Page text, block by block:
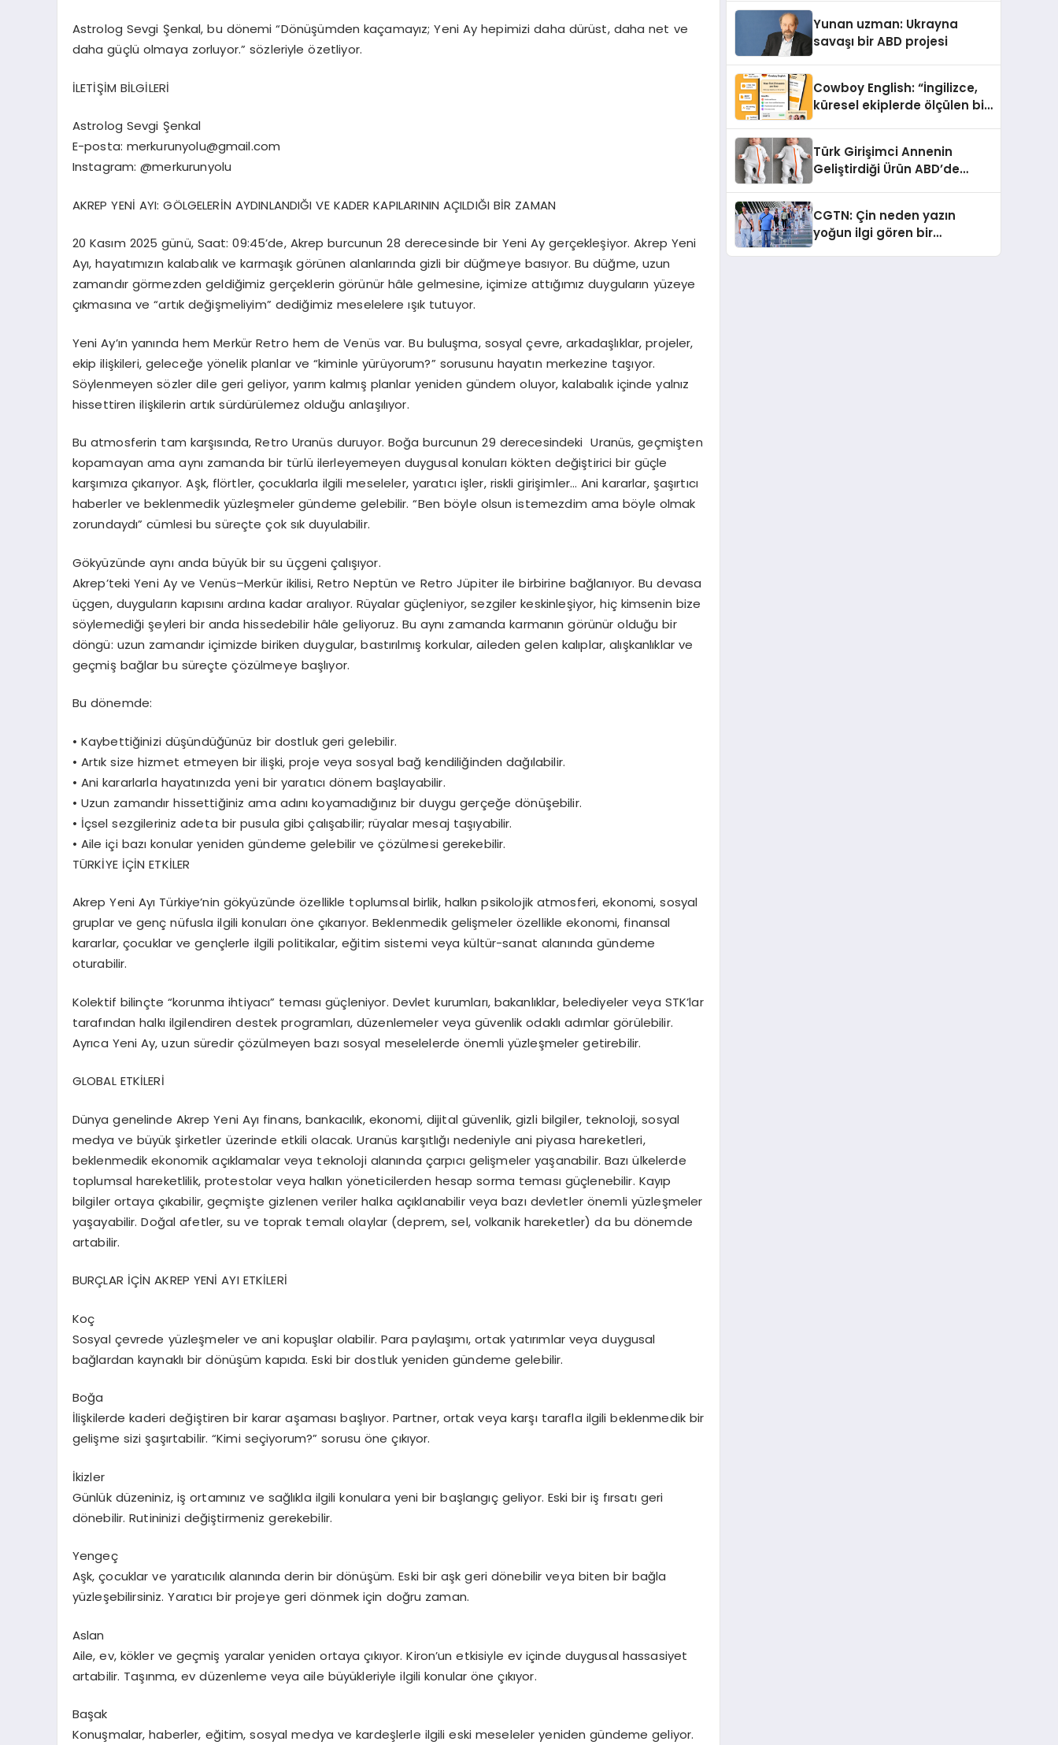
Astrolog Sevgi Şenkal, bu dönemi “Dönüşümden kaçamayız; Yeni Ay hepimizi daha dürüst, daha net ve
daha güçlü olmaya zorluyor.” sözleriyle özetliyor.
İLETİŞİM BİLGİLERİ
Astrolog Sevgi Şenkal
E-posta: merkurunyolu@gmail.com
Instagram: @merkurunyolu
AKREP YENİ AYI: GÖLGELERİN AYDINLANDIĞI VE KADER KAPILARININ AÇILDIĞI BİR ZAMAN
20 Kasım 2025günü, Saat: 09:45’de, Akrep burcunun 28 derecesinde bir Yeni Ay gerçekleşiyor. Akrep Yeni
Ayı, hayatımızın kalabalık ve karmaşık görünen alanlarında gizli bir düğmeye basıyor. Bu düğme, uzun
zamandır görmezden geldiğimiz gerçeklerin görünür hâle gelmesine, içimize attığımız duyguların yüzeye
çıkmasına ve “artık değişmeliyim” dediğimiz meselelere ışık tutuyor.
Yeni Ay’ın yanında hemMerkür Retro hem deVenüs var.Bu buluşma, sosyal çevre, arkadaşlıklar, projeler,
ekip ilişkileri, geleceğe yönelik planlar ve “kiminle yürüyorum?” sorusunu hayatın merkezine taşıyor.
Söylenmeyen sözlerdile geri geliyor, yarım kalmış planlar yeniden gündem oluyor, kalabalık içinde yalnız
hissettiren ilişkilerin artık sürdürülemez olduğu anlaşılıyor.
Bu atmosferin tam karşısında, Retro Uranüs duruyor. Boğa burcunun 29 derecesindeki Uranüs, geçmişten
kopamayan ama aynı zamanda bir türlü ilerleyemeyen duygusal konuları kökten değiştirici bir güçle
karşımıza çıkarıyor. Aşk, flörtler, çocuklarla ilgili meseleler, yaratıcı işler, riskli girişimler… Ani kararlar, şaşırtıcı
haberler ve beklenmedik yüzleşmeler gündeme gelebilir. “Ben böyle olsun istemezdim ama böyle olmak
zorundaydı” cümlesi bu süreçte çok sık duyulabilir.
Gökyüzünde aynı anda büyük birsu üçgeni çalışıyor.
Akrep’teki Yeni Ay ve Venüs–Merkür ikilisi, Retro Neptünve Retro Jüpiter ile birbirine bağlanıyor. Bu devasa
üçgen, duyguların kapısını ardına kadar aralıyor. Rüyalar güçleniyor, sezgiler keskinleşiyor, hiç kimsenin bize
söylemediği şeyleri bir anda hissedebilir hâle geliyoruz. Bu aynı zamanda karmanın görünür olduğu bir
döngü: uzun zamandır içimizde biriken duygular, bastırılmış korkular, aileden gelen kalıplar, alışkanlıklar ve
geçmiş bağlar bu süreçte çözülmeye başlıyor.
Bu dönemde:
• Kaybettiğinizi düşündüğünüz bir dostluk geri gelebilir.
• Artık size hizmet etmeyen bir ilişki, proje veya sosyal bağ kendiliğinden dağılabilir.
• Ani kararlarla hayatınızda yeni bir yaratıcı dönem başlayabilir.
• Uzun zamandır hissettiğiniz ama adını koyamadığınız bir duygu gerçeğe dönüşebilir.
• İçsel sezgileriniz adeta bir pusula gibi çalışabilir; rüyalar mesaj taşıyabilir.
• Aile içi bazı konular yeniden gündeme gelebilir ve çözülmesi gerekebilir.
TÜRKİYEİÇİNETKİLER
Akrep Yeni Ayı Türkiye’nin gökyüzünde özellikle toplumsal birlik, halkın psikolojik atmosferi, ekonomi, sosyal
gruplar ve genç nüfusla ilgili konuları öne çıkarıyor. Beklenmedik gelişmeler özellikleekonomi, finansal
kararlar, çocuklar ve gençlerle ilgili politikalar, eğitim sistemi veya kültür-sanat alanında gündeme
oturabilir.
Kolektif bilinçte “korunma ihtiyacı” teması güçleniyor. Devlet kurumları, bakanlıklar, belediyeler veya STK’lar
tarafından halkı ilgilendiren destek programları, düzenlemeler veya güvenlik odaklı adımlar görülebilir.
Ayrıca Yeni Ay, uzun süredir çözülmeyen bazı sosyal meselelerde önemli yüzleşmeler getirebilir.
GLOBAL ETKİLERİ
Dünya genelinde Akrep Yeni Ayı finans, bankacılık, ekonomi, dijital güvenlik, gizli bilgiler, teknoloji, sosyal
medya ve büyük şirketler üzerinde etkili olacak. Uranüs karşıtlığı nedeniyle ani piyasa hareketleri,
beklenmedik ekonomik açıklamalar veya teknoloji alanında çarpıcı gelişmeler yaşanabilir. Bazı ülkelerde
toplumsal hareketlilik, protestolar veya halkın yöneticilerden hesap sorma teması güçlenebilir. Kayıp
bilgiler ortaya çıkabilir, geçmişte gizlenen veriler halka açıklanabilir veya bazı devletler önemli yüzleşmeler
yaşayabilir. Doğal afetler, su ve toprak temalı olaylar (deprem, sel, volkanik hareketler) da bu dönemde
artabilir.
BURÇLAR İÇİN AKREP YENİ AYI ETKİLERİ
Koç
Sosyal çevrede yüzleşmeler ve ani kopuşlar olabilir. Para paylaşımı, ortak yatırımlar veya duygusal
bağlardan kaynaklı bir dönüşüm kapıda. Eski bir dostluk yeniden gündeme gelebilir.
Boğa
İlişkilerde kaderi değiştiren bir karar aşaması başlıyor. Partner, ortak veya karşı tarafla ilgili beklenmedik bir
gelişme sizi şaşırtabilir. “Kimi seçiyorum?” sorusu öne çıkıyor.
İkizler
Günlük düzeniniz, iş ortamınız ve sağlıkla ilgili konulara yeni bir başlangıç geliyor. Eski bir iş fırsatı geri
dönebilir. Rutininizi değiştirmeniz gerekebilir.
Yengeç
Aşk, çocuklar ve yaratıcılık alanında derin bir dönüşüm. Eski bir aşk geri dönebilir veya biten bir bağla
yüzleşebilirsiniz. Yaratıcı bir projeye geri dönmek için doğru zaman.
Aslan
Aile, ev, kökler ve geçmiş yaralar yeniden ortaya çıkıyor.Kiron’un etkisiyle ev içinde duygusal hassasiyet
artabilir. Taşınma, ev düzenleme veya aile büyükleriyle ilgili konular öne çıkıyor.
Başak
Konuşmalar, haberler, eğitim, sosyal medya ve kardeşlerle ilgili eski meseleler yeniden gündeme geliyor.
Yunan uzman: Ukrayna
savaşı bir ABD projesi
Cowboy English: “İngilizce,
küresel ekiplerde ölçülen bir
Türk Girişimci Annenin
Geliştirdiği Ürün ABD’de
Açısı Getiriyor.
CGTN: Çin neden yazın
yoğun ilgi gören bir